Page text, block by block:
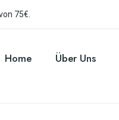
75€.
Home Über Uns